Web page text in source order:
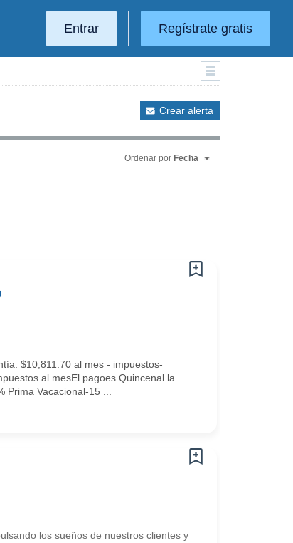
Entrar Regístrate gratis
Crear alerta
Ordenar por Fecha
$10,811.70 al mes - impuestos-
al mesEl pagoes Quincenal la
Vacacional-15 ...
los sueños de nuestros clientes y